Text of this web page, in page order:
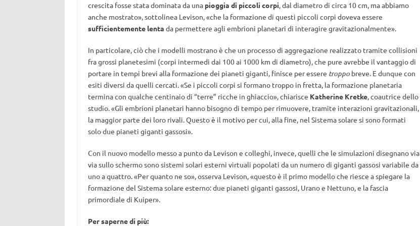
crescita fosse stata dominata da una pioggia di piccoli corpi, dal diametro di circa 10 cm, ma abbiamo
anche mostrato», sottolinea Levison, «che la formazione di questi piccoli corpi doveva essere
sufficientemente lenta da permettere agli embrioni planetari di interagire gravitazionalmente».
In particolare, ciò che i modelli mostrano è che un processo di aggregazione realizzato tramite collisioni
fra grossi planetesimi (corpi intermedi dai 100 ai 1000 km di diametro), che pure avrebbe il vantaggio di
portare in tempi brevi alla formazione dei pianeti giganti, finisce per essere troppobreve. E dunque con
esiti diversi da quelli cercati. «Se i piccoli corpi si formano troppo in fretta, la formazione planetaria
termina con qualche centinaio di “terre” ricche in ghiaccio», chiarisce Katherine Kretke, coautrice dello
studio. «Gli embrioni planetari hanno bisogno di tempo per rimuovere, tramite interazioni gravitazionali,
la maggior parte dei loro rivali. Questo è il motivo per cui, alla fine, nel Sistema solare si sono formati
solo due pianeti giganti gassosi».
Con il nuovo modello messo a punto da Levison e colleghi, invece, quelli che le simulazioni disegnano via
via sullo schermo sono sistemi solari esterni virtuali popolati da un numero di giganti gassosi variabile da
uno a quattro. «Per quanto ne so», osserva Levison, «questo è il primo modello che riesce a spiegare la
formazione del Sistema solare esterno: due pianeti giganti gassosi, Urano e Nettuno, e la fascia
primordiale di Kuiper».
Per saperne di più: